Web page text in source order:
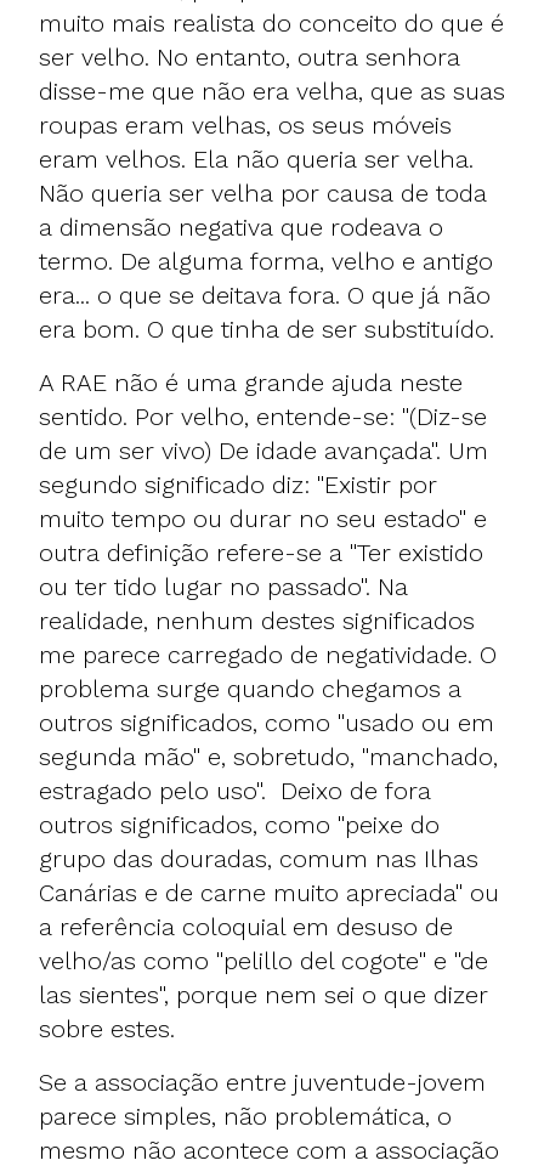
muito mais realista do conceito do que é
ser velho. No entanto, outra senhora
disse-me que não era velha, que as suas
roupas eram velhas, os seus móveis
eram velhos. Ela não queria ser velha.
Não queria ser velha por causa de toda
a dimensão negativa que rodeava o
termo. De alguma forma, velho e antigo
era... o que se deitava fora. O que já não
era bom. O que tinha de ser substituído.
A RAE não é uma grande ajuda neste
sentido. Por velho, entende-se: "(Diz-se
de um ser vivo) De idade avançada". Um
segundo significado diz: "Existir por
muito tempo ou durar no seu estado" e
outra definição refere-se a "Ter existido
ou ter tido lugar no passado". Na
realidade, nenhum destes significados
me parece carregado de negatividade. O
problema surge quando chegamos a
outros significados, como "usado ou em
segunda mão" e, sobretudo, "manchado,
estragado pelo uso". Deixo de fora
outros significados, como "peixe do
grupo das douradas, comum nas Ilhas
Canárias e de carne muito apreciada" ou
a referência coloquial em desuso de
velho/as como "pelillo del cogote" e "de
las sientes", porque nem sei o que dizer
sobre estes.
Se a associação entre juventude-jovem
parece simples, não problemática, o
mesmo não acontece com a associação